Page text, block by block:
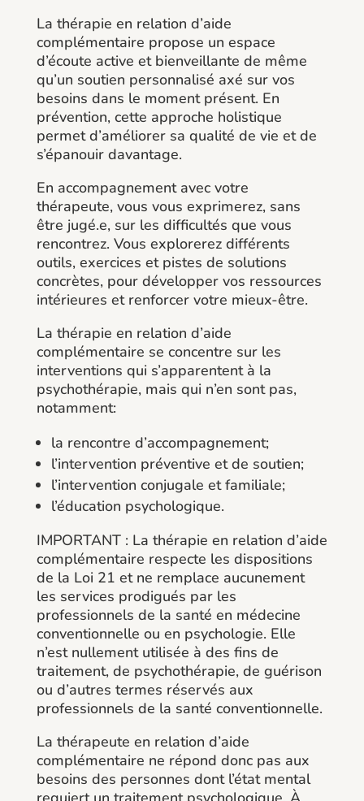
La thérapie en relation d’aide
complémentaire propose un espace
d’écoute active et bienveillante de même
qu’un soutien personnalisé axé sur vos
besoins dans le moment présent. En
prévention, cette approche holistique
permet d’améliorer sa qualité de vie et de
s’épanouir davantage.
En accompagnement avec votre
thérapeute, vous vous exprimerez, sans
être jugé.e, sur les difficultés que vous
rencontrez. Vous explorerez différents
outils, exercices et pistes de solutions
concrètes, pour développer vos ressources
intérieures et renforcer votre mieux-être.
La thérapie en relation d’aide
complémentaire se concentre sur les
interventions qui s’apparentent à la
psychothérapie, mais qui n’en sont pas,
notamment:
la rencontre d’accompagnement;
l’intervention préventive et de soutien;
l’intervention conjugale et familiale;
l’éducation psychologique.
IMPORTANT : La thérapie en relation d’aide
complémentaire respecte les dispositions
de la Loi 21 et ne remplace aucunement
les services prodigués par les
professionnels de la santé en médecine
conventionnelle ou en psychologie. Elle
n’est nullement utilisée à des fins de
traitement, de psychothérapie, de guérison
ou d’autres termes réservés aux
professionnels de la santé conventionnelle.
La thérapeute en relation d’aide
complémentaire ne répond donc pas aux
besoins des personnes dont l’état mental